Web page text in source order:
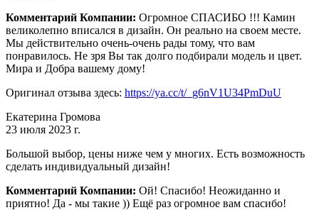
Комментарий Компании: Огромное СПАСИБО !!! Камин
великолепно вписался в дизайн. Он реально на своем месте.
Мы действительно очень-очень рады тому, что вам
понравилось. Не зря Вы так долго подбирали модель и цвет.
Мира и Добра вашему дому!
Оригинал отзыва здесь: https://ya.cc/t/_g6nV1U34PmDuU
Екатерина Громова
23 июля 2023 г.
Большой выбор, цены ниже чем у многих. Есть возможность
сделать индивидуальный дизайн!
Комментарий Компании: Ой! Спасибо! Неожиданно и
приятно! Да - мы такие )) Ещё раз огромное вам спасибо!